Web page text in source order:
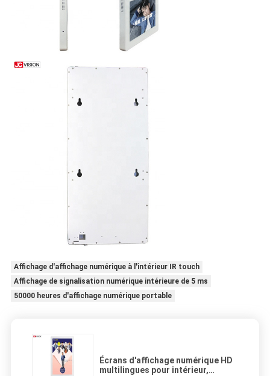
Affichage d'affichage numérique à l'intérieur IR touch
Affichage de signalisation numérique intérieure de 5 ms
50000 heures d'affichage numérique portable
Écrans d'affichage numérique HD
multilingues pour intérieur,